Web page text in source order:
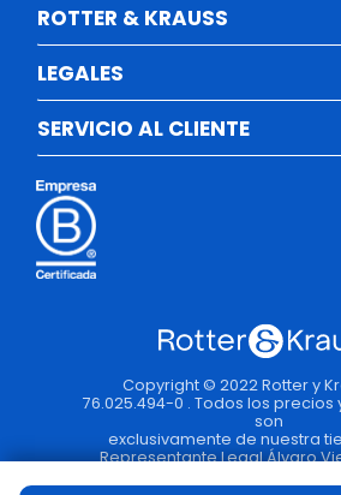
ROTTER & KRAUSS
LEGALES
SERVICIO AL CLIENTE
Copyright © 2022 Rotter y
76.025.494-0 . Todos los precios
son
exclusivamente de nuestra
Representante Legal Álvaro